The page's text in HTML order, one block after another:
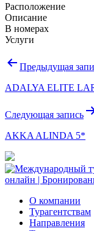
Расположение
Описание
В номерах
Услуги
Навигация
записям
Предыдущая
ADALYA ELITE
Следующая запись
AKKA ALINDA 5*
О компании
Турагентствам
Направления